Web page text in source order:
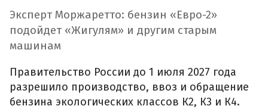
Эксперт Моржаретто: бензин «Евро-2»
подойдет «Жигулям» и другим старым
машинам
Правительство России до 1 июля 2027 года
разрешило производство, ввоз и обращение
бензина экологических классов К2, К3 и К4.